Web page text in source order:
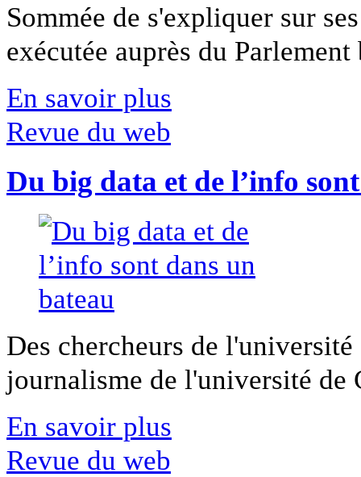
Sommée de s'expliquer sur
exécutée auprès du
En savoir plus
Revue du web
Du big data et de l’info
Des chercheurs de
journalisme de l'université
En savoir plus
Revue du web